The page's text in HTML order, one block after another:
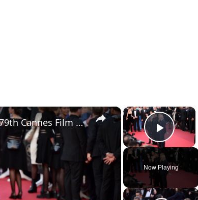
×
Play
Now Playing
×
France: Stars, directors gather as 79th Cannes Film Festival closes.